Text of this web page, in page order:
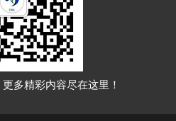
多精彩内容尽在这里！